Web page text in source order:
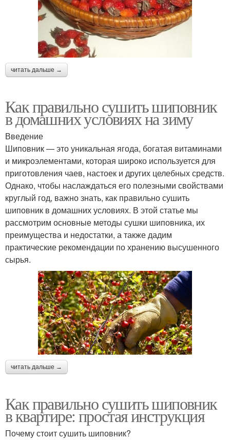
читать дальше →
Как правильно сушить шиповник
в домашних условиях на зиму
Введение
Шиповник — это уникальная ягода, богатая витаминами
и микроэлементами, которая широко используется для
приготовления чаев, настоек и других целебных средств.
Однако, чтобы наслаждаться его полезными свойствами
круглый год, важно знать, как правильно сушить
шиповник в домашних условиях. В этой статье мы
рассмотрим основные методы сушки шиповника, их
преимущества и недостатки, а также дадим
практические рекомендации по хранению высушенного
сырья.
читать дальше →
Как правильно сушить шиповник
в квартире: простая инструкция
Почему стоит сушить шиповник?